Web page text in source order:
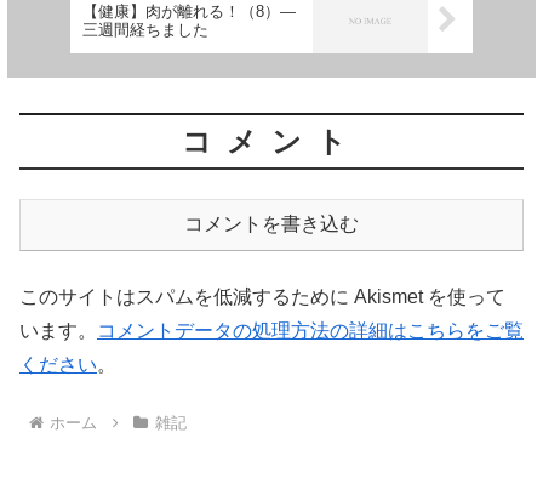
【健康】肉が離れる！（8）―
三週間経ちました
コメント
コメントを書き込む
このサイトはスパムを低減するために Akismet を使って
います。
コメントデータの処理方法の詳細はこちらをご覧
ください。
ホーム 雑記